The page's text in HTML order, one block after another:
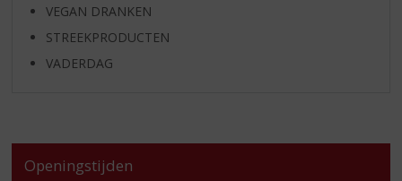
VEGAN DRANKEN
STREEKPRODUCTEN
VADERDAG
Openingstijden